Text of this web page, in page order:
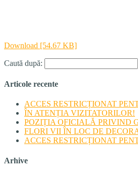
Download [54.67 KB]
Caută după:
Articole recente
ACCES RESTRICȚIONAT
ÎN ATENȚIA VIZITATORILOR!
POZIȚIA OFICIALĂ PRIVIND
FLORI VII ÎN LOC DE
ACCES RESTRICȚIONAT
Arhive